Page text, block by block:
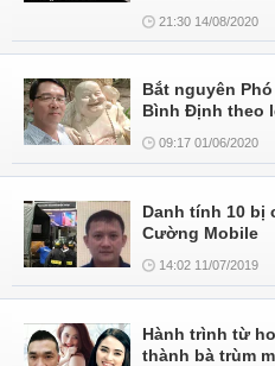
21:30 14/08/2020
Bắt nguyên
Bình Định theo
09:17 01/06/2020
Danh tính 10 bị
Cường Mobile
14:02 11/07/2019
Hành trình từ
thành bà trùm